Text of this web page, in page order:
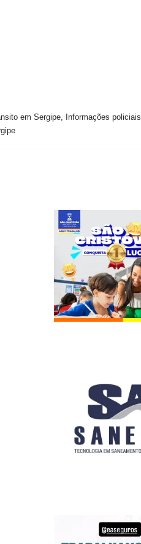
em Sergipe, Informações policiais